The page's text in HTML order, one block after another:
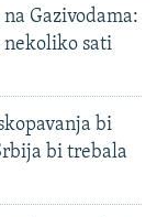
Gazivodama:
nekoliko sati
bi
bi trebala